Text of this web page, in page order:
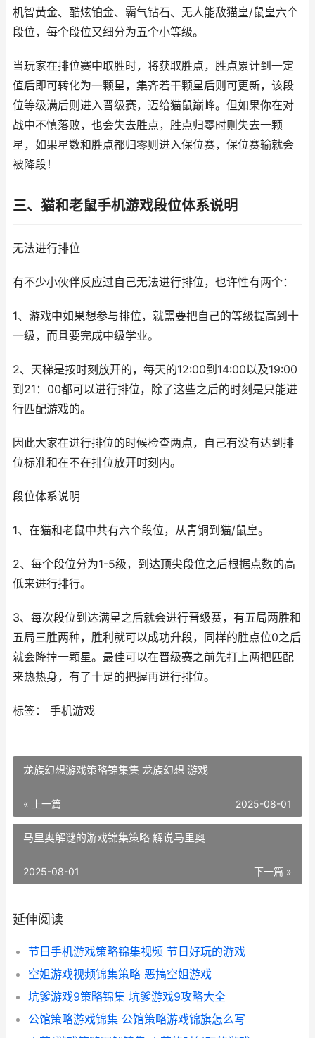
机智黄金、酷炫铂金、霸气钻石、无人能敌猫皇/鼠皇六个
段位，每个段位又细分为五个小等级。
当玩家在排位赛中取胜时，将获取胜点，胜点累计到一定
值后即可转化为一颗星，集齐若干颗星后则可更新，该段
位等级满后则进入晋级赛，迈给猫鼠巅峰。但如果你在对
战中不慎落败，也会失去胜点，胜点归零时则失去一颗
星，如果星数和胜点都归零则进入保位赛，保位赛输就会
被降段！
三、猫和老鼠手机游戏段位体系说明
无法进行排位
有不少小伙伴反应过自己无法进行排位，也许性有两个：
1、游戏中如果想参与排位，就需要把自己的等级提高到十
一级，而且要完成中级学业。
2、天梯是按时刻放开的，每天的12:00到14:00以及19:00
到21：00都可以进行排位，除了这些之后的时刻是只能进
行匹配游戏的。
因此大家在进行排位的时候检查两点，自己有没有达到排
位标准和在不在排位放开时刻内。
段位体系说明
1、在猫和老鼠中共有六个段位，从青铜到猫/鼠皇。
2、每个段位分为1-5级，到达顶尖段位之后根据点数的高
低来进行排行。
3、每次段位到达满星之后就会进行晋级赛，有五局两胜和
五局三胜两种，胜利就可以成功升段，同样的胜点位0之后
就会降掉一颗星。最佳可以在晋级赛之前先打上两把匹配
来热热身，有了十足的把握再进行排位。
标签： 手机游戏
龙族幻想游戏策略锦集集 龙族幻想 游戏
« 上一篇 2025-08-01
马里奥解谜的游戏锦集策略 解说马里奥
下一篇 »
2025-08-01
延伸阅读
节日手机游戏策略锦集视频 节日好玩的游戏
空姐游戏视频锦集策略 恶搞空姐游戏
坑爹游戏9策略锦集 坑爹游戏9攻略大全
公馆策略游戏锦集 公馆策略游戏锦旗怎么写